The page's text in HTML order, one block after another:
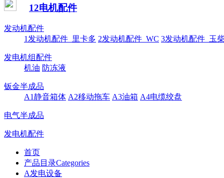
12电机配件
发动机配件
1发动机配件_里卡多 2发动机配件_WC 3发动机配件_玉
发电机组配件
机油 防冻液
钣金半成品
A1静音箱体 A2移动拖车 A3油箱 A4电缆绞盘
电气半成品
发电机配件
首页
产品目录Categories
A发电设备